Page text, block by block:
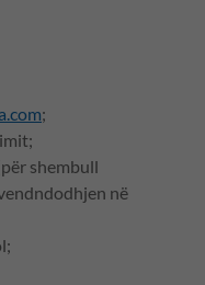
;
shembull
në